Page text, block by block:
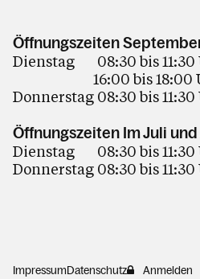
Öffnungszeiten
Dienstag 08:30 bis 11:30
16:00 bis 18:00
Donnerstag 08:30 bis
Öffnungszeiten Im Juli
Dienstag 08:30 bis 11:30
Donnerstag 08:30 bis
ImpressumDatenschutz Anmelden